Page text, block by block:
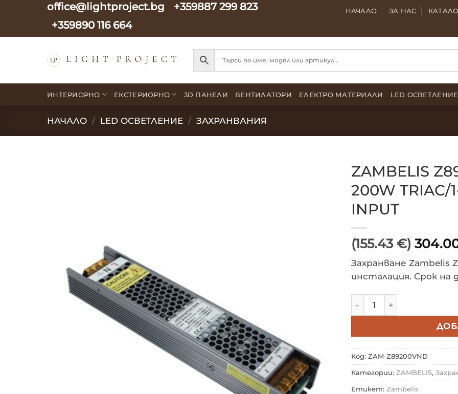
office@lightproject.bg
+359887 299 823
+359890 116 664
НАЧАЛО ЗА НАС
ИНТЕРИОРНО ЕКСТЕРИОРНО 3D ПАНЕЛИ ВЕНТИЛАТОРИ ЕЛЕКТРО МАТЕРИАЛИ LED ОСВЕТЛЕНИЕ
НАЧАЛО / LED ОСВЕТЛЕНИЕ / ЗАХРАНВАНИЯ
ZAMBELIS
200W TRIAC/
INPUT
(155.43 €)
Захранване Zambelis
инсталация. Срок
количество за
Код: ZAM-Z89200VND
Категории: ZAMBELIS,
Етикет: Zambelis